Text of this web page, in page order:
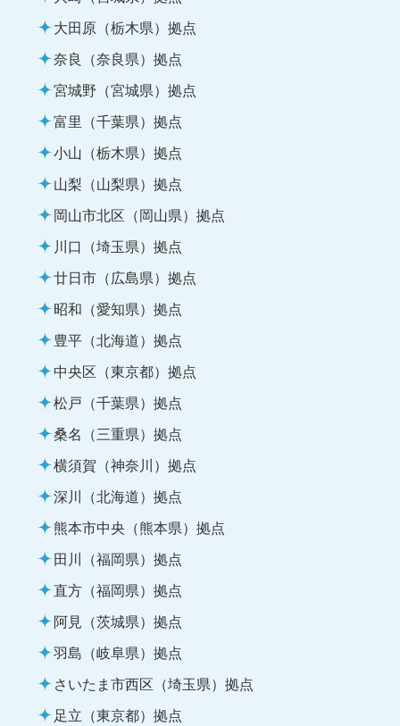
大田原（栃木県）拠点
奈良（奈良県）拠点
宮城野（宮城県）拠点
富里（千葉県）拠点
小山（栃木県）拠点
山梨（山梨県）拠点
岡山市北区（岡山県）拠点
川口（埼玉県）拠点
廿日市（広島県）拠点
昭和（愛知県）拠点
豊平（北海道）拠点
中央区（東京都）拠点
松戸（千葉県）拠点
桑名（三重県）拠点
横須賀（神奈川）拠点
深川（北海道）拠点
熊本市中央（熊本県）拠点
田川（福岡県）拠点
直方（福岡県）拠点
阿見（茨城県）拠点
羽島（岐阜県）拠点
さいたま市西区（埼玉県）拠点
足立（東京都）拠点